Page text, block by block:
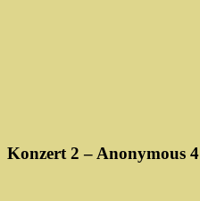
Konzert 2 – Anonymous 4